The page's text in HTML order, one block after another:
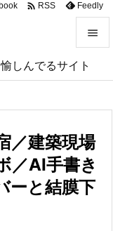
しんでるサイト


サイド

前へ

次へ
 RSS Feedly
／建築現場
／AI手書き
ーと結膜下